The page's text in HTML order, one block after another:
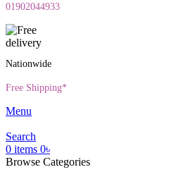
01902044933
Nationwide
Free Shipping*
Menu
Search
0 items 0৳
Browse Categories